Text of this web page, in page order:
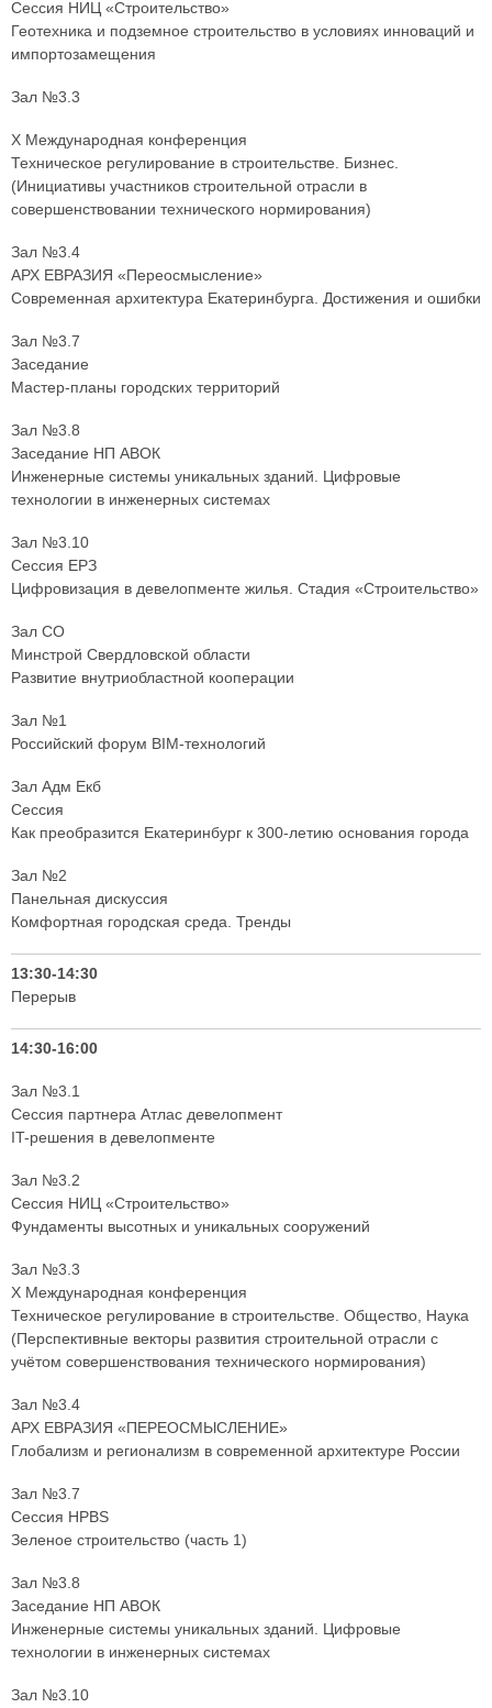
Сессия НИЦ «Строительство»
Геотехника и подземное строительство в условиях инноваций и
импортозамещения
Зал №3.3
X Международная конференция
Техническое регулирование в строительстве. Бизнес.
(Инициативы участников строительной отрасли в
совершенствовании технического нормирования)
Зал №3.4
АРХ ЕВРАЗИЯ «Переосмысление»
Современная архитектура Екатеринбурга. Достижения и ошибки
Зал №3.7
Заседание
Мастер-планы городских территорий
Зал №3.8
Заседание НП АВОК
Инженерные системы уникальных зданий. Цифровые
технологии в инженерных системах
Зал №3.10
Сессия ЕРЗ
Цифровизация в девелопменте жилья. Стадия «Строительство»
Зал СО
Минстрой Свердловской области
Развитие внутриобластной кооперации
Зал №1
Российский форум BIM-технологий
Зал Адм Екб
Сессия
Как преобразится Екатеринбург к 300-летию основания города
Зал №2
Панельная дискуссия
Комфортная городская среда. Тренды
13:30-14:30
Перерыв
14:30-16:00
Зал №3.1
Сессия партнера Атлас девелопмент
IT-решения в девелопменте
Зал №3.2
Сессия НИЦ «Строительство»
Фундаменты высотных и уникальных сооружений
Зал №3.3
X Международная конференция
Техническое регулирование в строительстве. Общество, Наука
(Перспективные векторы развития строительной отрасли с
учётом совершенствования технического нормирования)
Зал №3.4
АРХ ЕВРАЗИЯ «ПЕРЕОСМЫСЛЕНИЕ»
Глобализм и регионализм в современной архитектуре России
Зал №3.7
Сессия HPBS
Зеленое строительство (часть 1)
Зал №3.8
Заседание НП АВОК
Инженерные системы уникальных зданий. Цифровые
технологии в инженерных системах
Зал №3.10